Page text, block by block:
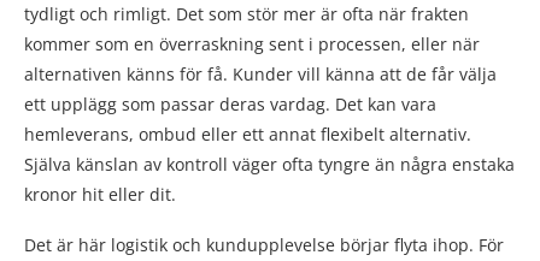
tydligt och rimligt. Det som stör mer är ofta när frakten
kommer som en överraskning sent i processen, eller när
alternativen känns för få. Kunder vill känna att de får välja
ett upplägg som passar deras vardag. Det kan vara
hemleverans, ombud eller ett annat flexibelt alternativ.
Själva känslan av kontroll väger ofta tyngre än några enstaka
kronor hit eller dit.
Det är här logistik och kundupplevelse börjar flyta ihop. För